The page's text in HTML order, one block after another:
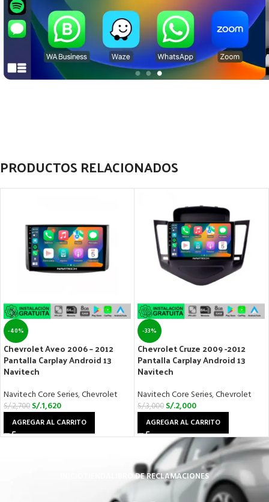
PRODUCTOS RELACIONADOS
-40%
Chevrolet Aveo 2006 – 2012
Pantalla Carplay Android 13
Navitech
Navitech Core Series,Chevrolet
S/.2,700 S/.1,620
AGREGAR AL CARRITO
-33%
Chevrolet Cruze 2009 -2012
Pantalla Carplay Android 13
Navitech
Navitech Core Series,Chevrolet
S/.3,000 S/.2,000
AGREGAR AL CARRITO
LIBRO DE RECLAMACIONES